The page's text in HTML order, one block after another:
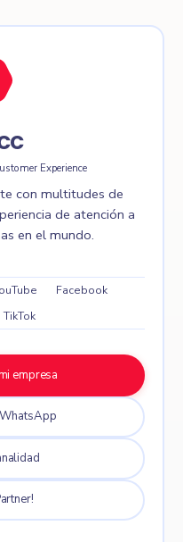
Experience
con multitudes de
de atención a
en el mundo.
Facebook
TikTok
empresa